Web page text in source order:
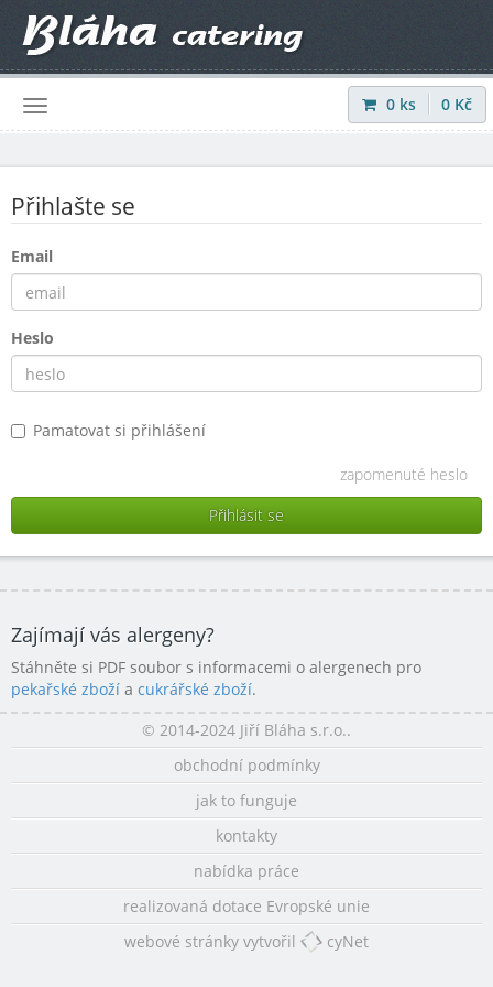
Přihlásit |Registrovat
0 ks 0 Kč
Přihlašte se
Email
Heslo
Pamatovat si přihlášení
zapomenuté heslo
Zajímají vás alergeny?
Stáhněte si PDF soubor s informacemi o alergenech pro
pekařské zboží a cukrářské zboží.
© 2014-2024 Jiří Bláha s.r.o..
obchodní podmínky
jak to funguje
kontakty
nabídka práce
realizovaná dotace Evropské unie
webové stránky vytvořil
cyNet